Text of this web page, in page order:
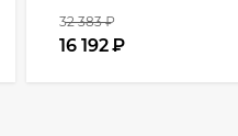
32 383 ₽
16 192₽